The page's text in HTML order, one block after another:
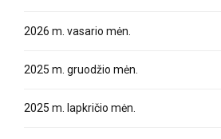
2026 m. vasario mėn.
2025 m. gruodžio mėn.
2025 m. lapkričio mėn.